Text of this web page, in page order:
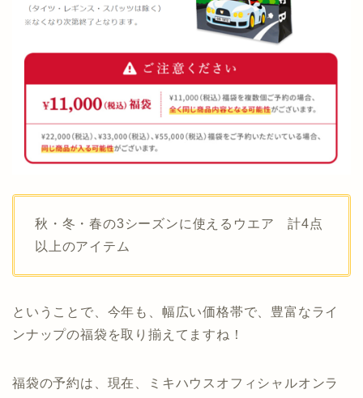
秋・冬・春の3シーズンに使えるウエア 計4点
以上のアイテム
ということで、今年も、幅広い価格帯で、豊富なライ
ンナップの福袋を取り揃えてますね！
福袋の予約は、現在、ミキハウスオフィシャルオンラ